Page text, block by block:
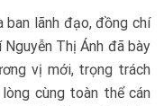
lãnh đạo, đồng chí
Thị Ánh đã bày
vị mới, trọng trách
cùng toàn thể cán